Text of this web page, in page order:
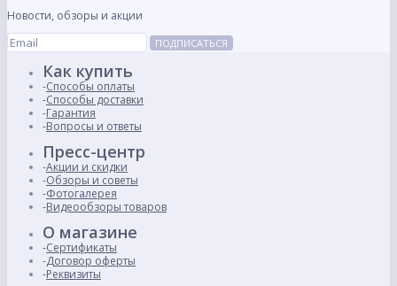
Новости, обзоры и акции
ПОДПИСАТЬСЯ
Как купить
Способы оплаты
Способы доставки
Гарантия
Вопросы и ответы
Пресс-центр
Акции и скидки
Обзоры и советы
Фотогалерея
Видеообзоры товаров
О магазине
Сертификаты
Договор оферты
Реквизиты